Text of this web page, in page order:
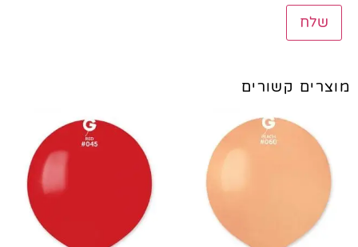
מוצרים קשורים